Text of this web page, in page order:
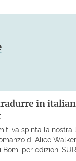
in
va spinta la
di Alice
per edizioni SUR.